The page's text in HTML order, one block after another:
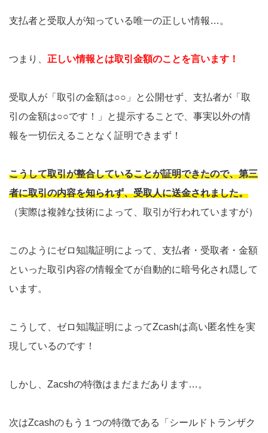
支払者と受取人が知っている唯一の正しい情報…。
つまり、 正しい情報とは取引金額のことを言います！
受取人が「取引の金額は○○」と公開せず、支払者が「取
引の金額は○○です！」と提示することで、事実以外の情
報を一切伝えることなく証明できまず！
こうして取引が整合していることが証明できたので、第三
者に取引の内容を知られず、受取人に送金されました。
（実際は複雑な技術によって、取引が行われていますが）
このようにゼロ知識証明によって、支払者・受取者・金額
といった取引内容の情報全てが自動的に暗号化され隠して
います。
こうして、ゼロ知識証明によってZcashは高い匿名性を実
現しているのです！
しかし、Zacshの特徴はまだまだあります…。
次はZcashのもう１つの特徴である「シールドトランザク